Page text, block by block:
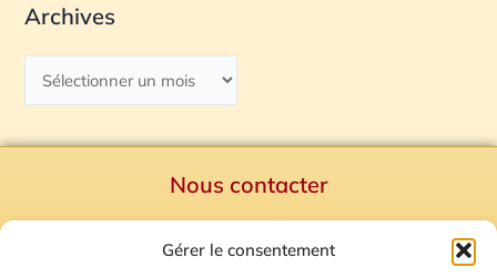
Gérer le consentement
Archives
Nous contacter